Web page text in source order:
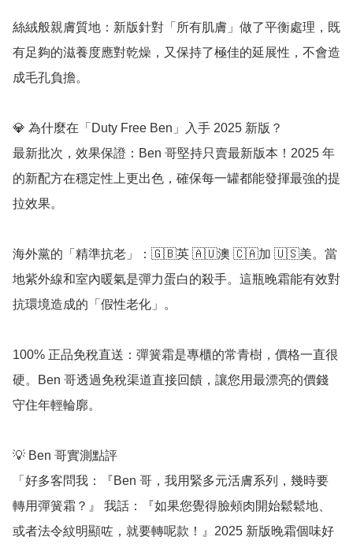
絲絨般親膚質地：新版針對「所有肌膚」做了平衡處理，既
有足夠的滋養度應對乾燥，又保持了極佳的延展性，不會造
成毛孔負擔。
💎 為什麼在「Duty Free Ben」入手 2025 新版？
最新批次，效果保證：Ben 哥堅持只賣最新版本！2025 年
的新配方在穩定性上更出色，確保每一罐都能發揮最強的提
拉效果。
海外黨的「精準抗老」：🇬🇧英 🇦🇺澳 🇨🇦加 🇺🇸美。當
地紫外線和室內暖氣是彈力蛋白的殺手。這瓶晚霜能有效對
抗環境造成的「假性老化」。
100% 正品免稅直送：彈簧霜是專櫃的常青樹，價格一直很
硬。Ben 哥透過免稅渠道直接回饋，讓您用最漂亮的價錢
守住年輕輪廓。
💡 Ben 哥實測點評
「好多客問我：『Ben 哥，我用緊多元活膚系列，幾時要
轉用彈簧霜？』 我話：『如果您覺得臉頰肉開始鬆鬆地、
或者法令紋明顯咗，就要轉呢款！』2025 新版晚霜個味好